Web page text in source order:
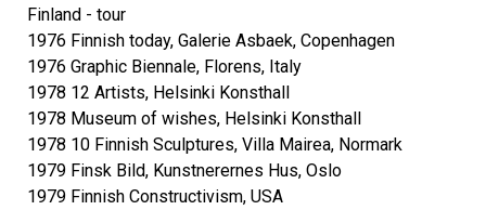
Finland - tour
1976 Finnish today, Galerie Asbaek, Copenhagen
1976 Graphic Biennale, Florens, Italy
1978 12 Artists, Helsinki Konsthall
1978 Museum of wishes, Helsinki Konsthall
1978 10 Finnish Sculptures, Villa Mairea, Normark
1979 Finsk Bild, Kunstnerernes Hus, Oslo
1979 Finnish Constructivism, USA